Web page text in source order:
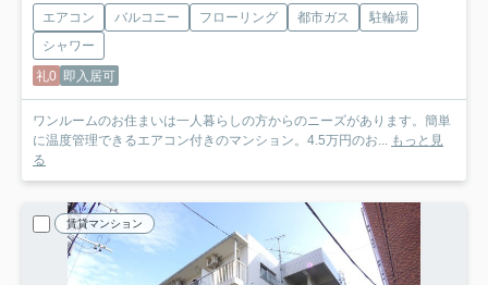
エアコン バルコニー フローリング 都市ガス
駐輪場
シャワー
礼0 即入居可
ワンルームのお住まいは一人暮らしの方からのニーズがあります。簡単
に温度管理できるエアコン付きのマンション。4.5万円のお... もっと見
る
賃貸マンション